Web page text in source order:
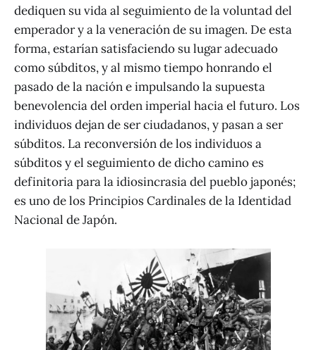
dediquen su vida al seguimiento de la voluntad del
emperador y a la veneración de su imagen. De esta
forma, estarían satisfaciendo su lugar adecuado
como súbditos, y al mismo tiempo honrando el
pasado de la nación e impulsando la supuesta
benevolencia del orden imperial hacia el futuro. Los
individuos dejan de ser ciudadanos, y pasan a ser
súbditos. La reconversión de los individuos a
súbditos y el seguimiento de dicho camino es
definitoria para la idiosincrasia del pueblo japonés;
es uno de los Principios Cardinales de la Identidad
Nacional de Japón.